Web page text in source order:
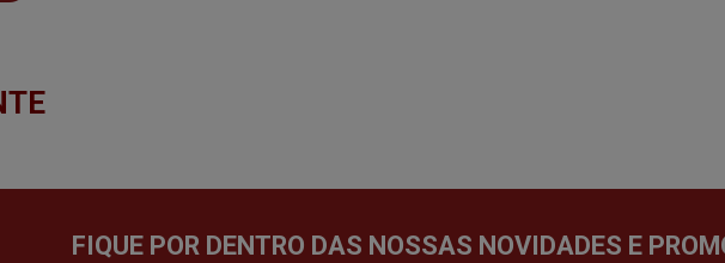
FIQUE POR DENTRO DAS NOSSAS NOVIDADES E